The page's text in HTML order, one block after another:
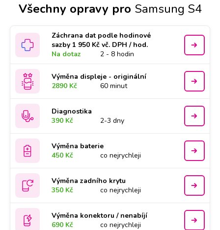
Všechny opravy pro Samsung S4
Záchrana dat podle hodinové
sazby 1 950 Kč vč. DPH / hod.
Na dotaz
2 - 8 hodin
Výměna displeje - originální
2890 Kč
60 minut
Diagnostika
390 Kč
2-3 dny
Výměna baterie
450 Kč
co nejrychleji
Výměna zadního krytu
350 Kč
co nejrychleji
Výměna konektoru / nenabíjí
690 Kč
co nejrychleji